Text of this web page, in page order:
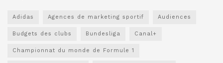
Adidas Agences de marketing sportif Audiences
Budgets des clubs Bundesliga Canal+
Championnat du monde de Formule 1